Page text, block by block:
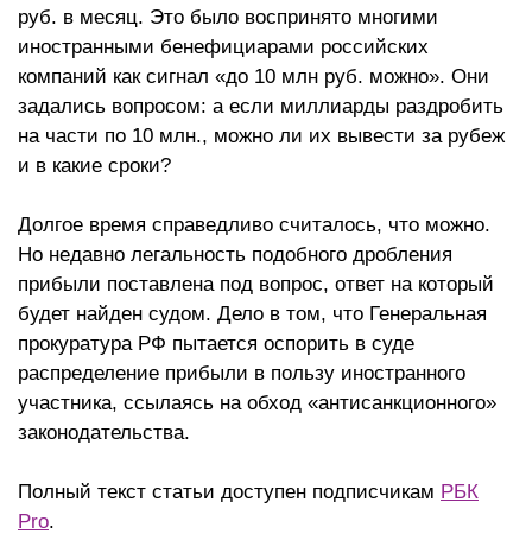
руб. в месяц. Это было воспринято многими
иностранными бенефициарами российских
компаний как сигнал «до 10 млн руб. можно». Они
задались вопросом: а если миллиарды раздробить
на части по 10 млн., можно ли их вывести за рубеж
и в какие сроки?
Долгое время справедливо считалось, что можно.
Но недавно легальность подобного дробления
прибыли поставлена под вопрос, ответ на который
будет найден судом. Дело в том, что Генеральная
прокуратура РФ пытается оспорить в суде
распределение прибыли в пользу иностранного
участника, ссылаясь на обход «антисанкционного»
законодательства.
Полный текст статьи доступен подписчикам РБК
Pro.